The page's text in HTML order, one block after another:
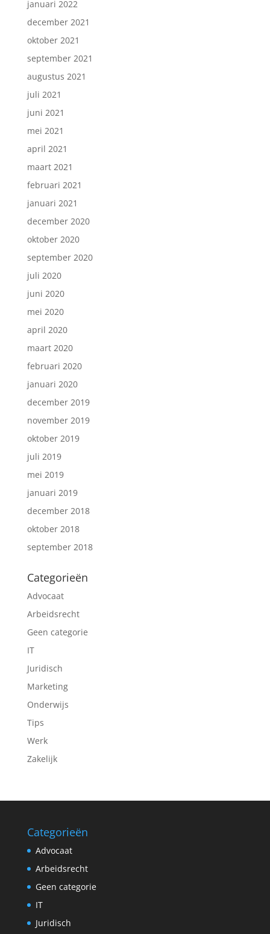
januari 2022
december 2021
oktober 2021
september 2021
augustus 2021
juli 2021
juni 2021
mei 2021
april 2021
maart 2021
februari 2021
januari 2021
december 2020
oktober 2020
september 2020
juli 2020
juni 2020
mei 2020
april 2020
maart 2020
februari 2020
januari 2020
december 2019
november 2019
oktober 2019
juli 2019
mei 2019
januari 2019
december 2018
oktober 2018
september 2018
Categorieën
Advocaat
Arbeidsrecht
Geen categorie
IT
Juridisch
Marketing
Onderwijs
Tips
Werk
Zakelijk
Categorieën
Advocaat
Arbeidsrecht
Geen categorie
IT
Juridisch